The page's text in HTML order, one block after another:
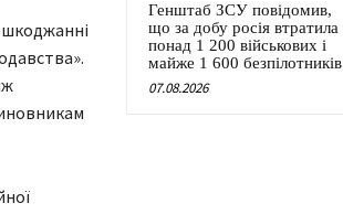
Генштаб ЗСУ повідомив,
що за добу росія втратила
понад 1 200 військових і
майже 1 600 безпілотників
07.08.2026